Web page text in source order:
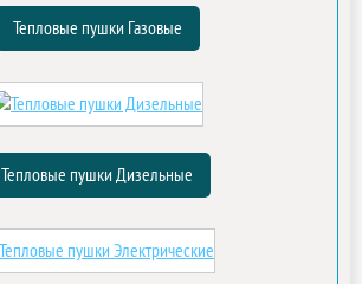
Тепловые пушки Газовые
Тепловые пушки Дизельные